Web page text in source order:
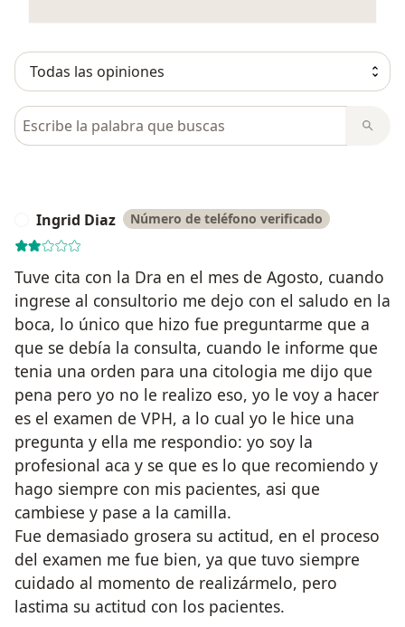
Busca en opiniones
Ingrid Diaz Número de teléfono verificado
Tuve cita con la Dra en el mes de Agosto, cuando
ingrese al consultorio me dejo con el saludo en la
boca, lo único que hizo fue preguntarme que a
que se debía la consulta, cuando le informe que
tenia una orden para una citologia me dijo que
pena pero yo no le realizo eso, yo le voy a hacer
es el examen de VPH, a lo cual yo le hice una
pregunta y ella me respondio: yo soy la
profesional aca y se que es lo que recomiendo y
hago siempre con mis pacientes, asi que
cambiese y pase a la camilla.
Fue demasiado grosera su actitud, en el proceso
del examen me fue bien, ya que tuvo siempre
cuidado al momento de realizármelo, pero
lastima su actitud con los pacientes.